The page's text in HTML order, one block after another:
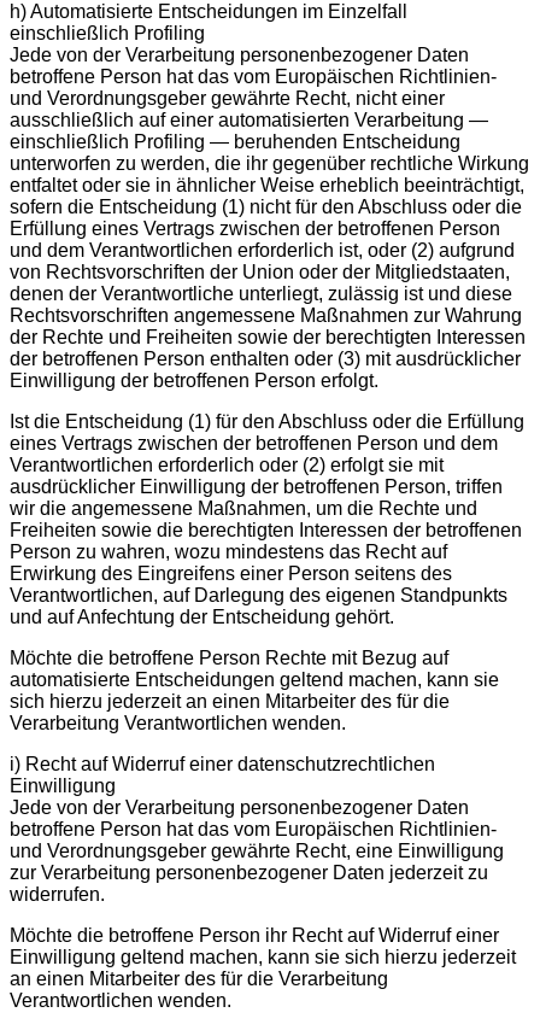
h) Automatisierte Entscheidungen im Einzelfall
einschließlich Profiling
Jede von der Verarbeitung personenbezogener Daten
betroffene Person hat das vom Europäischen Richtlinien-
und Verordnungsgeber gewährte Recht, nicht einer
ausschließlich auf einer automatisierten Verarbeitung —
einschließlich Profiling — beruhenden Entscheidung
unterworfen zu werden, die ihr gegenüber rechtliche Wirkung
entfaltet oder sie in ähnlicher Weise erheblich beeinträchtigt,
sofern die Entscheidung (1) nicht für den Abschluss oder die
Erfüllung eines Vertrags zwischen der betroffenen Person
und dem Verantwortlichen erforderlich ist, oder (2) aufgrund
von Rechtsvorschriften der Union oder der Mitgliedstaaten,
denen der Verantwortliche unterliegt, zulässig ist und diese
Rechtsvorschriften angemessene Maßnahmen zur Wahrung
der Rechte und Freiheiten sowie der berechtigten Interessen
der betroffenen Person enthalten oder (3) mit ausdrücklicher
Einwilligung der betroffenen Person erfolgt.
Ist die Entscheidung (1) für den Abschluss oder die Erfüllung
eines Vertrags zwischen der betroffenen Person und dem
Verantwortlichen erforderlich oder (2) erfolgt sie mit
ausdrücklicher Einwilligung der betroffenen Person, triffen
wir die angemessene Maßnahmen, um die Rechte und
Freiheiten sowie die berechtigten Interessen der betroffenen
Person zu wahren, wozu mindestens das Recht auf
Erwirkung des Eingreifens einer Person seitens des
Verantwortlichen, auf Darlegung des eigenen Standpunkts
und auf Anfechtung der Entscheidung gehört.
Möchte die betroffene Person Rechte mit Bezug auf
automatisierte Entscheidungen geltend machen, kann sie
sich hierzu jederzeit an einen Mitarbeiter des für die
Verarbeitung Verantwortlichen wenden.
i) Recht auf Widerruf einer datenschutzrechtlichen
Einwilligung
Jede von der Verarbeitung personenbezogener Daten
betroffene Person hat das vom Europäischen Richtlinien-
und Verordnungsgeber gewährte Recht, eine Einwilligung
zur Verarbeitung personenbezogener Daten jederzeit zu
widerrufen.
Möchte die betroffene Person ihr Recht auf Widerruf einer
Einwilligung geltend machen, kann sie sich hierzu jederzeit
an einen Mitarbeiter des für die Verarbeitung
Verantwortlichen wenden.